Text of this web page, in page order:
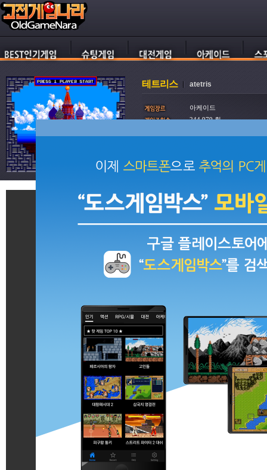
테트리스 atetris
아케이드
244,979 회